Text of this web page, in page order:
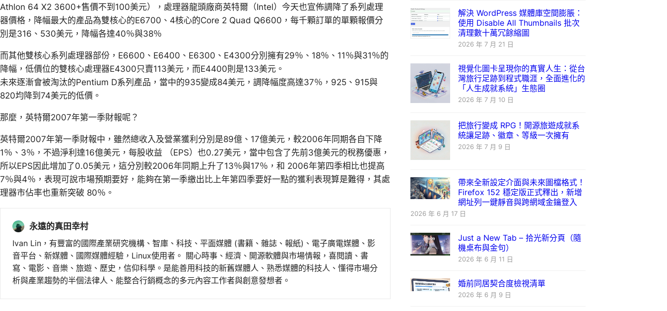
Athlon 64 X2 3600+售價不到100美元），處理器龍頭廠商英特爾（Intel）今天也宣佈調降了系列處理
器價格，降幅最大的產品為雙核心的E6700、4核心的Core 2 Quad Q6600，每千顆訂單的單顆報價分
別是316、530美元，降幅各達40％與38％
而其他雙核心系列處理器部份，E6600、E6400、E6300、E4300分別擁有29％、18％、11％與31％的
降幅，低價位的雙核心處理器E4300只賣113美元，而E4400則是133美元。
未來逐漸會被淘汰的Pentium D系列產品，當中的935變成84美元，調降幅度高達37％，925、915與
820均降到74美元的低價。
那麼，英特爾2007年第一季財報呢？
英特爾2007年第一季財報中，雖然總收入及營業獲利分別是89億、17億美元，較2006年同期各自下降
1％、3％，不過淨利達16億美元，每股收益 （EPS）也0.27美元，當中包含了先前3億美元的稅務優惠，
所以EPS因此增加了0.05美元，這分別較2006年同期上升了13％與17％，和 2006年第四季相比也提高
7％與4％，表現可說市場預期要好，能夠在第一季繳出比上年第四季要好一點的獲利表現算是難得，其處
理器市佔率也重新突破 80％。
永遠的真田幸村
Ivan Lin，有豐富的國際產業研究機構、智庫、科技、平面媒體 (書籍、雜誌、報紙)、電子廣電媒體、影
音平台、新媒體、國際媒體經驗，Linux使用者。 關心時事、經濟、開源軟體與市場情報，喜閱讀、書
寫、電影、音樂、旅遊、歷史，信仰科學。是能善用科技的新舊媒體人、熟悉媒體的科技人、懂得市場分
析與產業趨勢的半個法律人、能整合行銷概念的多元內容工作者與創意發想者。
解決 WordPress 媒體庫空間膨脹：
使用 Disable All Thumbnails 批次
清理數十萬冗餘縮圖
2026 年 7 月 21 日
視覺化圖卡呈現你的真實人生：從台
灣旅行足跡到程式職涯，全面進化的
「人生成就系統」生態圈
2026 年 7 月 10 日
把旅行變成 RPG！開源旅遊成就系
統讓足跡、徽章、等級一次擁有
2026 年 7 月 9 日
帶來全新設定介面與未來圖檔格式！
Firefox 152 穩定版正式釋出，新增
網址列一鍵靜音與跨網域金鑰登入
2026 年 6 月 17 日
Just a New Tab – 拾光新分頁（隨
機桌布與金句）
2026 年 6 月 11 日
婚前同居契合度檢視清單
2026 年 6 月 9 日